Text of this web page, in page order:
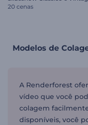
20 cenas
Modelos de
A Renderforest
vídeo que você
colagem
disponíveis, você